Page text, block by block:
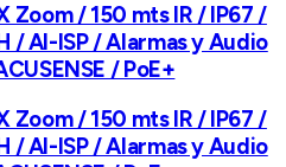
Zoom / 150 mts IR / IP67 /
/ AI-ISP / Alarmas y Audio
/ PoE+
Zoom / 150 mts IR / IP67 /
/ AI-ISP / Alarmas y Audio